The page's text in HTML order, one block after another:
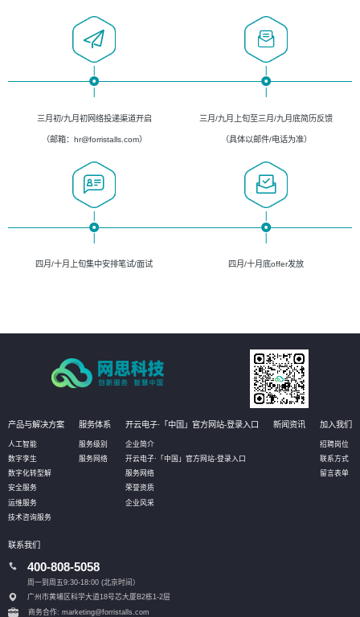
三月初/九月初网络投递渠道开启
（邮箱：hr@forristalls.com）
三月/九月上旬至三月/九月底简历反馈
（具体以邮件/电话为准）
四月/十月上旬集中安排笔试/面试 四月/十月底offer发放
产品与解决方案
人工智能
数字孪生
数字化转型解
安全服务
运维服务
技术咨询服务
服务体系
服务级别
服务网络
开云电子·「中国」官方网站-登录入口
企业简介
开云电子·「中国」官方网站-登录入口
服务网络
荣誉资质
企业风采
新闻资讯 加入我们
招聘岗位
联系方式
留言表单
联系我们
400-808-5058
周一到周五9:30-18:00 (北京时间）
广州市黄埔区科学大道18号芯大厦B2栋1-2层
商务合作: marketing@forristalls.com